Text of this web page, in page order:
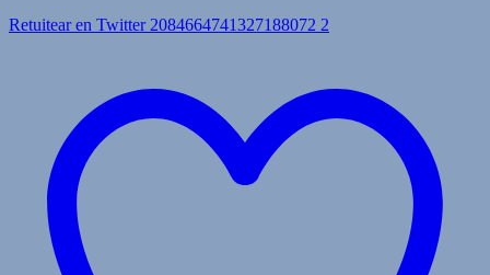
Retuitear en Twitter 2084664741327188072 2